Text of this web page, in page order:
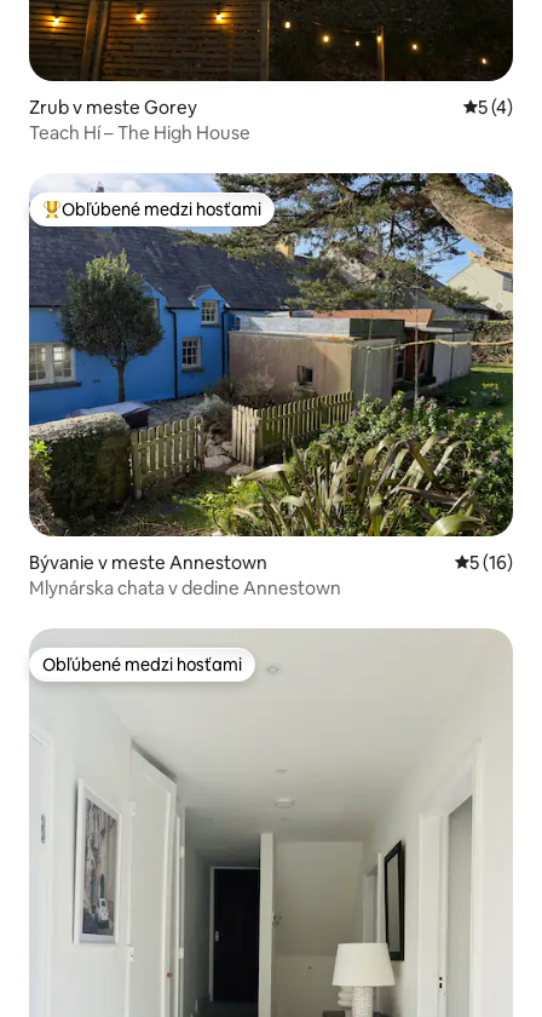
Zrub v meste Gorey
5 (4)
Teach Hí – The High House
Najobľúbenejšie medzi hosťami
Obľúbené medzi hosťami
Bývanie v meste Annestown
5 (16)
Mlynárska chata v dedine Annestown
Obľúbené medzi hosťami
Obľúbené medzi hosťami